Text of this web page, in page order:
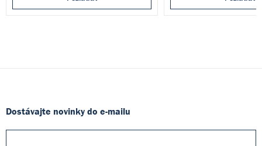
Dostávajte novinky do e-mailu